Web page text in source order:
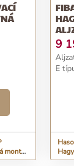
montáž
9
E